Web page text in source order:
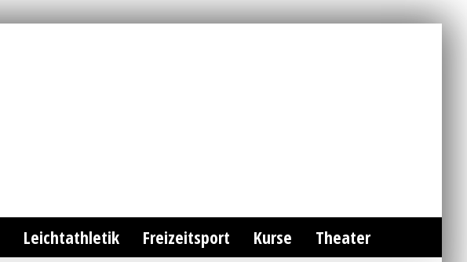
Leichtathletik Freizeitsport Kurse Theater